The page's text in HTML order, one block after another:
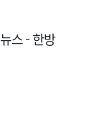
뉴스 - 한방